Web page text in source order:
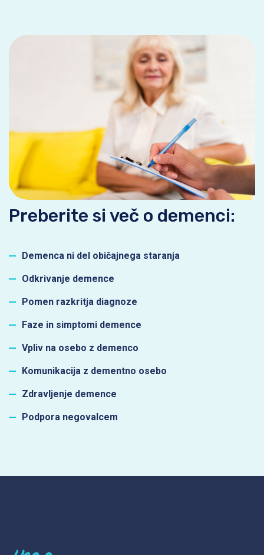
Preberite si več o demenci:
Demenca ni del običajnega staranja
Odkrivanje demence
Pomen razkritja diagnoze
Faze in simptomi demence
Vpliv na osebo z demenco
Komunikacija z dementno osebo
Zdravljenje demence
Podpora negovalcem